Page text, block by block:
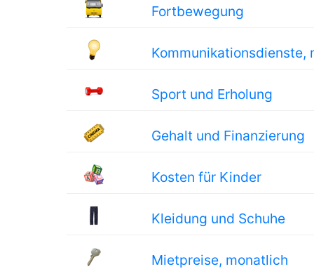
Fortbewegung
Kommunikationsdienste,
Sport und Erholung
Gehalt und Finanzierung
Kosten für Kinder
Kleidung und Schuhe
Mietpreise, monatlich